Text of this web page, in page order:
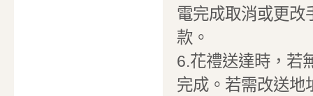
電完成取消或更改
款。
6.花禮送達時，若
完成。若需改送地